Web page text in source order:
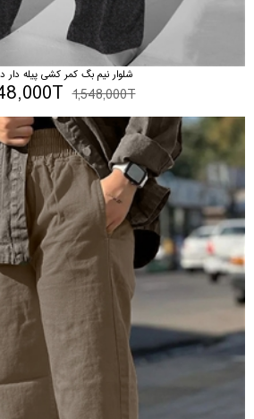
شلوار نیم بگ کمر کشی پیله
1,548,000T